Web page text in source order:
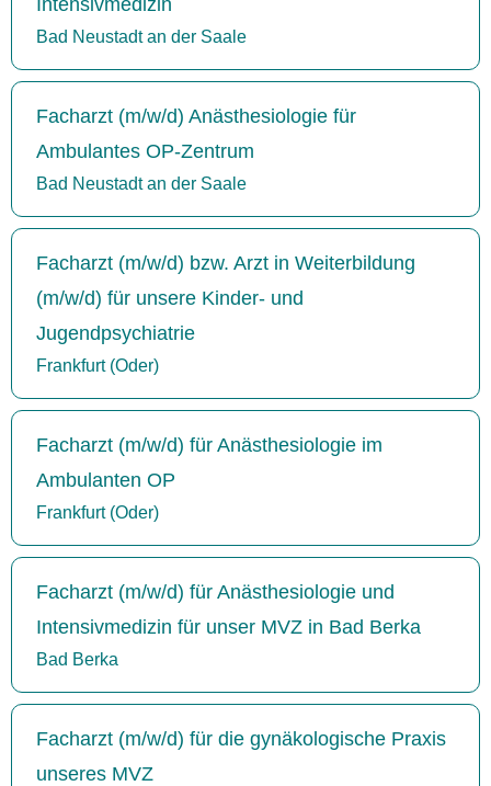
Bad Neustadt an der Saale
Facharzt (m/w/d) Anästhesiologie für
Ambulantes OP-Zentrum
Bad Neustadt an der Saale
Facharzt (m/w/d) bzw. Arzt in Weiterbildung
(m/w/d) für unsere Kinder- und
Jugendpsychiatrie
Frankfurt (Oder)
Facharzt (m/w/d) für Anästhesiologie im
Ambulanten OP
Frankfurt (Oder)
Facharzt (m/w/d) für Anästhesiologie und
Intensivmedizin für unser MVZ in Bad Berka
Bad Berka
Facharzt (m/w/d) für die gynäkologische Praxis
unseres MVZ